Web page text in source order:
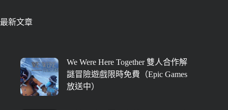
最新文章
We Were Here Together 雙人合作解
謎冒險遊戲限時免費（Epic Games
放送中）